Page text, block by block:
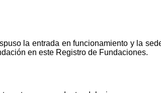
la entrada en funcionamiento y la
en este Registro de Fundaciones.